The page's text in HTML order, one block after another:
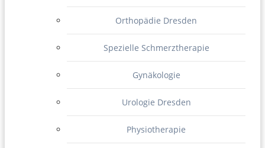
Orthopädie Dresden
Spezielle Schmerztherapie
Gynäkologie
Urologie Dresden
Physiotherapie